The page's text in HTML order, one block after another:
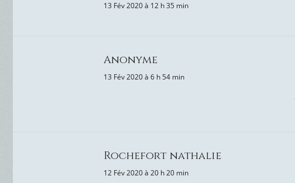
13 Fév 2020 à 12 h 35 min
Anonyme
13 Fév 2020 à 6 h 54 min
Rochefort nathalie
12 Fév 2020 à 20 h 20 min